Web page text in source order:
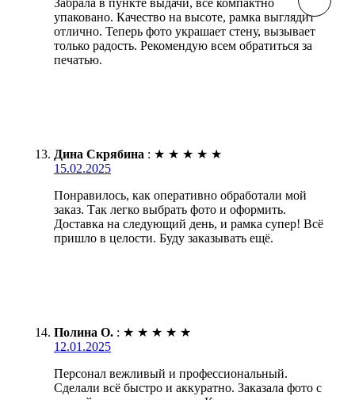
упаковано. Качество на высоте, рамка выглядит
отлично. Теперь фото украшает стену, вызывает
только радость. Рекомендую всем обратиться за
печатью.
Дина Скрябина : ★ ★ ★ ★ ★
15.02.2025
Понравилось, как оперативно обработали мой
заказ. Так легко выбрать фото и оформить.
Доставка на следующий день, и рамка супер! Всё
пришло в целости. Буду заказывать ещё.
Полина О. : ★ ★ ★ ★ ★
12.01.2025
Персонал вежливый и профессиональный.
Сделали всё быстро и аккуратно. Заказала фото с